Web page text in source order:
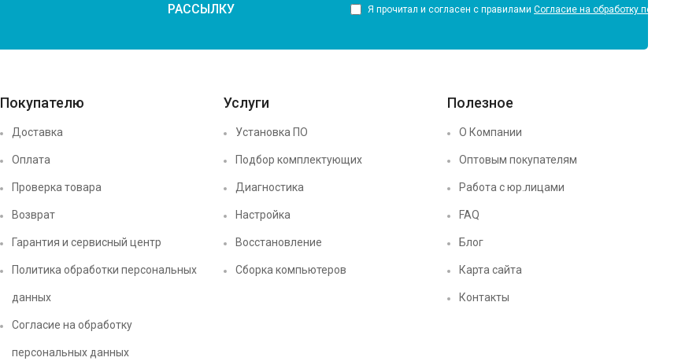
РАССЫЛКУ Я прочитал и согласен с правилами Согласие на обработку
Покупателю
Доставка
Оплата
Проверка товара
Возврат
Гарантия и сервисный центр
Политика обработки персональных
данных
Согласие на обработку
персональных данных
Услуги
Установка ПО
Подбор комплектующих
Диагностика
Настройка
Восстановление
Сборка компьютеров
Полезное
О Компании
Оптовым покупателям
Работа с юр.лицами
FAQ
Блог
Карта сайта
Контакты